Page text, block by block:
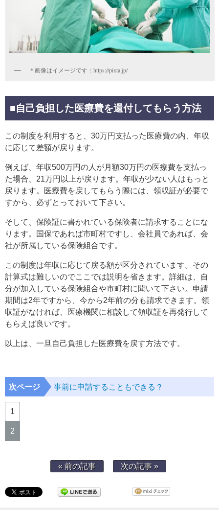
＊画像はイメージです：https://pixta.jp/
■自己負担した医療費を還付してもらう方法
この制度を利用すると、30万円支払った医療費の内、年収
に応じて差額が戻ります。
例えば、年収500万円の人が月額30万円の医療費を支払っ
た場合、21万円以上が戻ります。年収が少ない人はもっと
戻ります。医療費を戻してもらう際には、領収証が必要で
すから、必ずとっておいて下さい。
そして、保険証に書かれている保険者に請求することにな
ります。国保であれば市町村ですし、会社員であれば、会
社が所属している保険組合です。
この制度は年収に応じて戻る額が区分されています。その
計算式は難しいのでここでは説明を省きます。詳細は、自
分が加入している保険組合や市町村に聞いて下さい。申請
期間は2年ですから、今から2年前の分も請求できます。領
収証がなければ、医療機関に相談して領収証を再発行して
もらえば良いです。
以上は、一旦自己負担した医療費を戻す方法です。
次ページ 事前に申請することもできる？
1
2
« 前の記事 次の記事 »